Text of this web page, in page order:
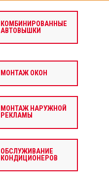
КОМБИНИРОВАННЫЕ
АВТОВЫШКИ
МОНТАЖ ОКОН
МОНТАЖ НАРУЖНОЙ
РЕКЛАМЫ
ОБСЛУЖИВАНИЕ
КОНДИЦИОНЕРОВ